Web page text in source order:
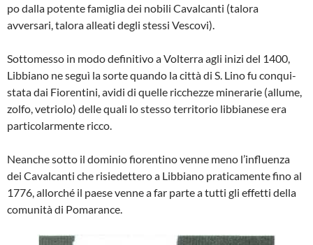
po dalla potente famiglia dei nobili Caval­canti (talora
avversari, talora alleati degli stessi Vescovi).
Sottomesso in modo definitivo a Volterra agli inizi del 1400,
Libbiano ne seguì la sorte quando la città di S. Lino fu conqui­
stata dai Fiorentini, avidi di quelle ricchez­ze minerarie (allume,
zolfo, vetriolo) del­le quali lo stesso territorio libbianese era
particolarmente ricco.
Neanche sotto il dominio fiorentino ven­ne meno l’influenza
dei Cavalcanti che ri­siedettero a Libbiano praticamente fino al
1776, allorché il paese venne a far parte a tutti gli effetti della
comunità di Poma­rance.